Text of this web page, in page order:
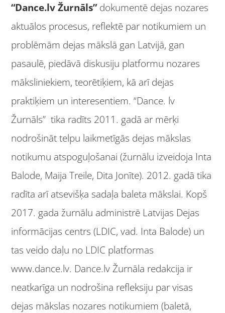
“Dance.lv Žurnāls”dokumentē dejas nozares
aktuālos procesus, reflektē par notikumiem un
problēmām dejas mākslā gan Latvijā, gan
pasaulē, piedāvā diskusiju platformu nozares
māksliniekiem, teorētiķiem, kā arī dejas
praktiķiem un interesentiem. “Dance. lv
Žurnāls” tika radīts 2011. gadā ar mērķi
nodrošināt telpu laikmetīgās dejas mākslas
notikumu atspoguļošanai (žurnālu izveidoja Inta
Balode, Maija Treile, Dita Jonīte). 2012. gadā tika
radīta arī atsevišķa sadaļa baleta mākslai. Kopš
2017. gada žurnālu administrē Latvijas Dejas
informācijas centrs (LDIC, vad. Inta Balode) un
tas veido daļu no LDIC platformas
www.dance.lv. Dance.lv Žurnāla redakcija ir
neatkarīga un nodrošina refleksiju par visas
dejas mākslas nozares notikumiem (baletā,